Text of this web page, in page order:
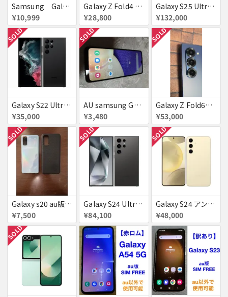
Samsung Galaxyｓ１０ 有機EL ハイエンド
¥10,999
Galaxy Z Fold4 SCG16 au グレイグリーン 送料無料
¥28,800
Galaxy S25 Ultra 1TB SCG32
¥132,000
SOLD
Galaxy S22 Ultra SCG14 ファントムブラック au 送料無料
¥35,000
SOLD
AU samsung GALAXY a32 5g 64GB ▲
¥3,480
SOLD
Galaxy Z Fold6（au版 / SCG28）※ネットワーク利用制限☓・SIMロック解除
¥53,000
SOLD
Galaxy s20 au版 赤ロム ケース付き
¥7,500
SOLD
Galaxy S24 Ultra SCG26 256GB au チタニウムブラック 送料無料
¥84,100
SOLD
Galaxy S24 アンバー イエロー 256GB 送料無料
¥48,000
SOLD